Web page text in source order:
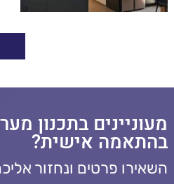
מעוניינים בתכנון
בהתאמה אישית?
השאירו פרטים ונחזור